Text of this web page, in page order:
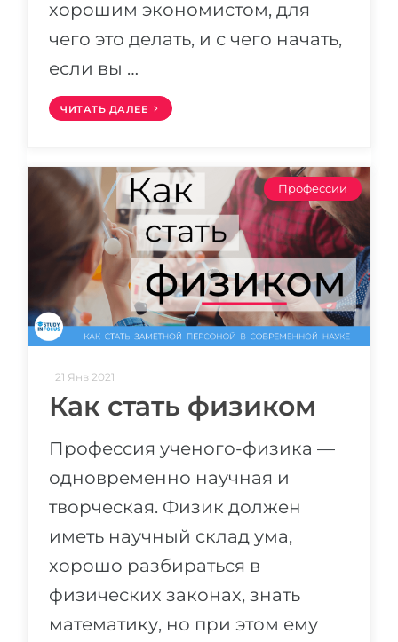
хорошим экономистом, для
чего это делать, и с чего начать,
если вы …
ЧИТАТЬ ДАЛЕЕ
Профессии
21 Янв 2021
Как стать физиком
Профессия ученого-физика —
одновременно научная и
творческая. Физик должен
иметь научный склад ума,
хорошо разбираться в
физических законах, знать
математику, но при этом ему